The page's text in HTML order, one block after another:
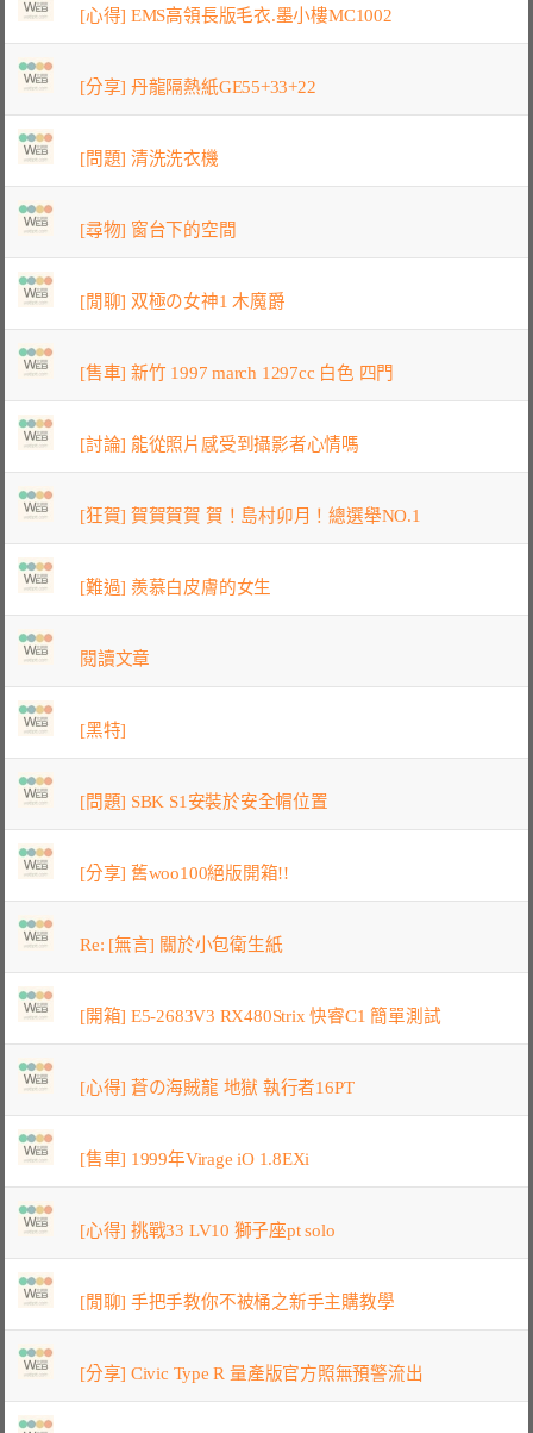
[心得] EMS高領長版毛衣.墨小樓MC1002
[分享] 丹龍隔熱紙GE55+33+22
[問題] 清洗洗衣機
[尋物] 窗台下的空間
[閒聊] 双極の女神1 木魔爵
[售車] 新竹 1997 march 1297cc 白色 四門
[討論] 能從照片感受到攝影者心情嗎
[狂賀] 賀賀賀賀 賀！島村卯月！總選舉NO.1
[難過] 羨慕白皮膚的女生
閱讀文章
[黑特]
[問題] SBK S1安裝於安全帽位置
[分享] 舊woo100絕版開箱!!
Re: [無言] 關於小包衛生紙
[開箱] E5-2683V3 RX480Strix 快睿C1 簡單測試
[心得] 蒼の海賊龍 地獄 執行者16PT
[售車] 1999年Virage iO 1.8EXi
[心得] 挑戰33 LV10 獅子座pt solo
[閒聊] 手把手教你不被桶之新手主購教學
[分享] Civic Type R 量產版官方照無預警流出